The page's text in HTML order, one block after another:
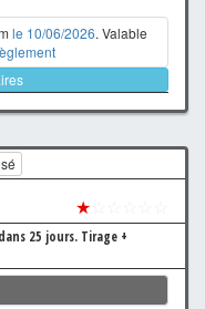
le 10/06/2026. Valable
★
25 jours. Tirage +